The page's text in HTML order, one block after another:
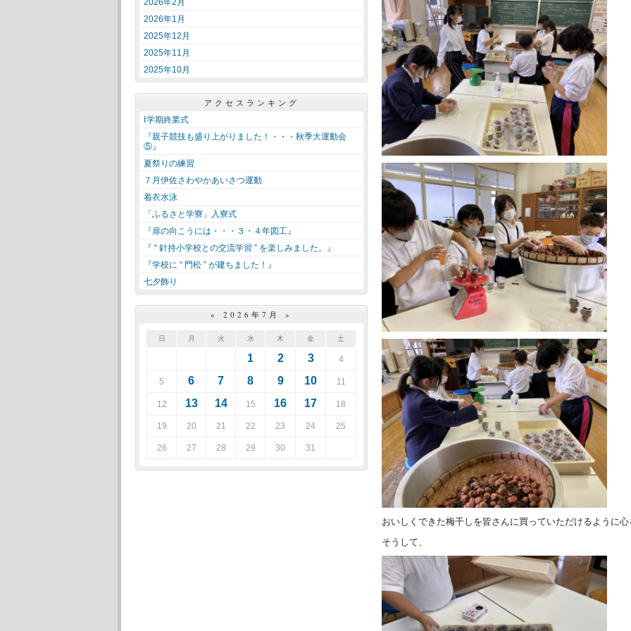
2026年2月
2026年1月
2025年12月
2025年11月
2025年10月
アクセスランキング
Ⅰ学期終業式
『親子競技も盛り上がりました！・・・秋季大運動会
⑤』
夏祭りの練習
７月伊佐さわやかあいさつ運動
着衣水泳
「ふるさと学寮」入寮式
『扉の向こうには・・・３・４年図工』
『 “ 針持小学校との交流学習 ” を楽しみました。』
『学校に “ 門松 ” が建ちました！』
七夕飾り
« 2026年7月 »
日 月 火 水 木 金 土
1 2 3 4
5 6 7 8 9 10 11
12 13 14 15 16 17 18
19 20 21 22 23 24 25
26 27 28 29 30 31
おいしくできた梅干しを皆さんに買っていただけるように
そうして、